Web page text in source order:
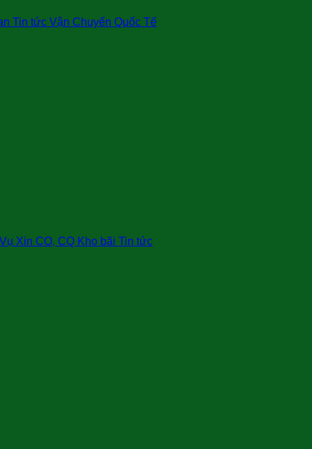
Tin tức Vận Chuyển Quốc Tế
Xin CO, CQ Kho bãi Tin tức